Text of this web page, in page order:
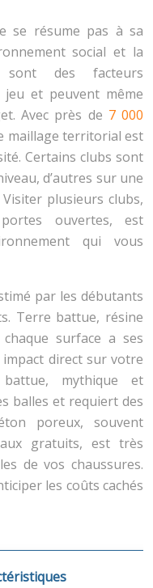
se résume pas à sa
social et la
sont des facteurs
et peuvent même
Avec près de 7 000
maillage territorial est
Certains clubs sont
d’autres sur une
plusieurs clubs,
ouvertes, est
qui vous
par les débutants
Terre battue, résine
surface a ses
direct sur votre
mythique et
balles et requiert des
poreux, souvent
gratuits, est très
de vos chaussures.
les coûts cachés